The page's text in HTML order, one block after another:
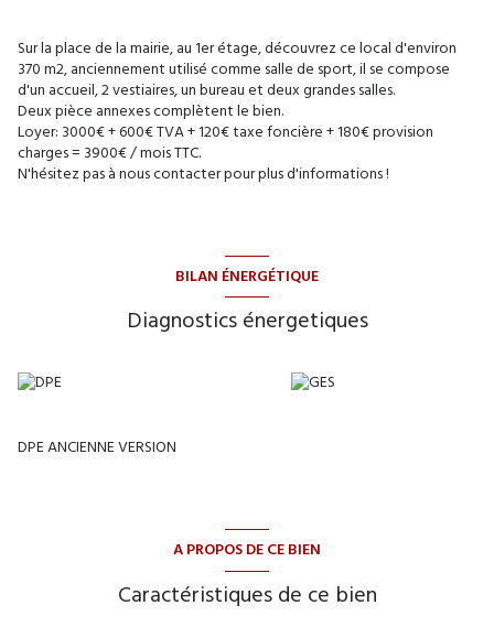
Sur la place de la mairie, au 1er étage, découvrez ce local d'environ
370 m2, anciennement utilisé comme salle de sport, il se compose
d'un accueil, 2 vestiaires, un bureau et deux grandes salles.
Deux pièce annexes complètent le bien.
Loyer: 3000€ + 600€ TVA + 120€ taxe foncière + 180€ provision
charges = 3900€ / mois TTC.
N'hésitez pas à nous contacter pour plus d'informations !
BILAN ÉNERGÉTIQUE
Diagnostics énergetiques
DPE ANCIENNE VERSION
A PROPOS DE CE BIEN
Caractéristiques de ce bien